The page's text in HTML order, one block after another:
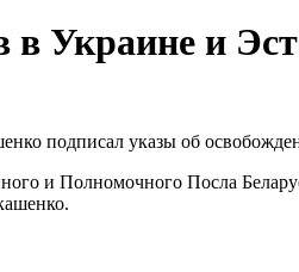
в Украине и
подписал указы об
и Полномочного Посла